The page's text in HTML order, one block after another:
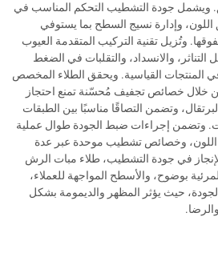
جودة التشطيب التحكم المناسب في
وإدارة نسيج السطح بما يستوفي
وتُزيل تقنية التركيب المتقدمة العيوب
والانسداد، والتقلبات في الضغط
القياسية. ويحقق الطلاء المخصص
خلال خصائص تجفيف مُحسّنة تمنع احتجاز
وتضمن التصاقًا مناسبًا بين الطبقات
وتضمن إجراءات ضبط الجودة طوال عملية
اللون، وخصائص تشطيب موحدة عبر عدة
في جودة التشطيب، طلاء مبات الرش
بوضوح، والأسطح المواجهة للعملاء،
حيث يؤثر المظهر والديمومة بشكل